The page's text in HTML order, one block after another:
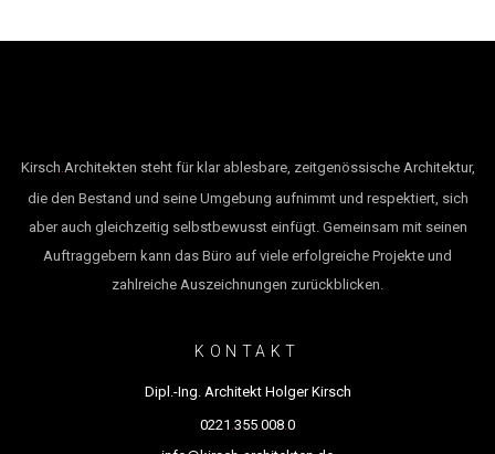
Kirsch.Architekten steht für klar ablesbare, zeitgenössische Architektur,
die den Bestand und seine Umgebung aufnimmt und respektiert, sich
aber auch gleichzeitig selbstbewusst einfügt. Gemeinsam mit seinen
Auftraggebern kann das Büro auf viele erfolgreiche Projekte und
zahlreiche Auszeichnungen zurückblicken.
KONTAKT
Dipl.-Ing. Architekt Holger Kirsch
0221 .355.008.0